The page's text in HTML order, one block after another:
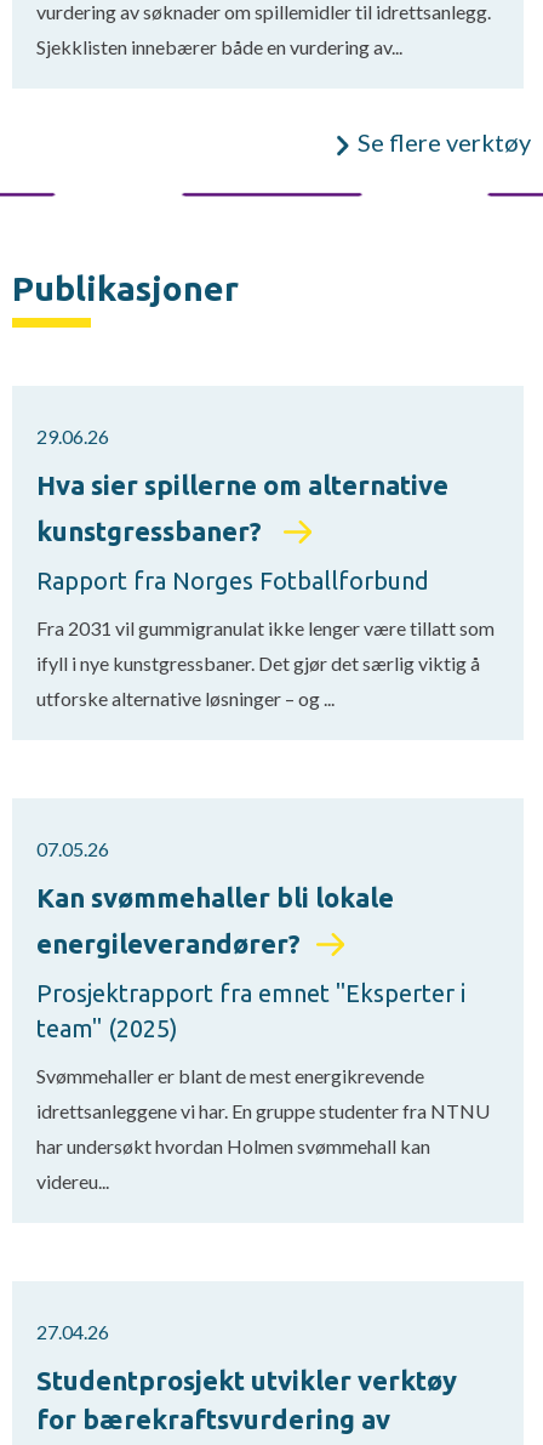
vurdering av søknader om spillemidler til idrettsanlegg.
Sjekklisten innebærer både en vurdering av...
Se flere verktøy
Publikasjoner
29.06.26
Hva sier spillerne om alternative
kunstgressbaner?
Rapport fra Norges Fotballforbund
Fra 2031 vil gummigranulat ikke lenger være tillatt som
ifyll i nye kunstgressbaner. Det gjør det særlig viktig å
utforske alternative løsninger – og ...
07.05.26
Kan svømmehaller bli lokale
energileverandører?
Prosjektrapport fra emnet "Eksperter i
team" (2025)
Svømmehaller er blant de mest energikrevende
idrettsanleggene vi har. En gruppe studenter fra NTNU
har undersøkt hvordan Holmen svømmehall kan
videreu...
27.04.26
Studentprosjekt utvikler verktøy
for bærekraftsvurdering av